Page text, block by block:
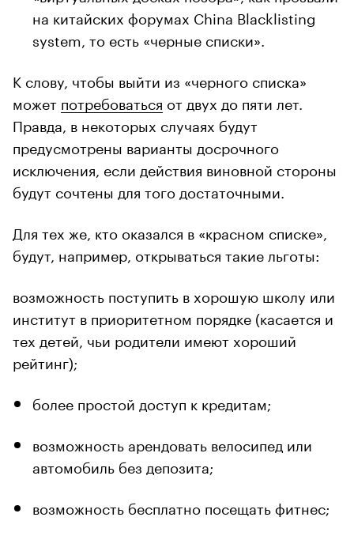
на китайских форумах China Blacklisting
system, то есть «черные списки».
К слову, чтобы выйти из «черного списка»
может потребоваться от двух до пяти лет.
Правда, в некоторых случаях будут
предусмотрены варианты досрочного
исключения, если действия виновной стороны
будут сочтены для того достаточными.
Для тех же, кто оказался в «красном списке»,
будут, например, открываться такие льготы:
возможность поступить в хорошую школу или
институт в приоритетном порядке (касается и
тех детей, чьи родители имеют хороший
рейтинг);
более простой доступ к кредитам;
возможность арендовать велосипед или
автомобиль без депозита;
возможность бесплатно посещать фитнес;